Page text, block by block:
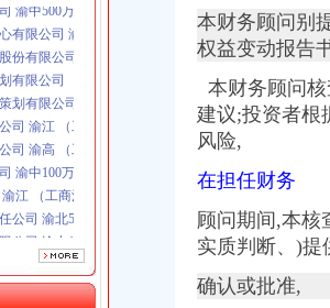
有限公司 渝大10万 （工商注册）
份有限公司重庆分公司 渝江 （工商注册）
有限公司
划有限公司
司 渝江 （工商注册）
司 渝高 （工商注册）
渝中100万 （工商注册）
江 （工商注册）
公司 渝北50万 （工商注册）
公司 渝中100万 （进出口权）
渝中500万 （进出口权）
有限公司 渝大10万 （工商注册）
份有限公司重庆分公司 渝江 （工商注册）
本财务顾问别
权益变动报告
本财务顾问
建议;投资者根
风险,
在担任财务
顾问期间,本核
实质判断、)提
确认或批准,